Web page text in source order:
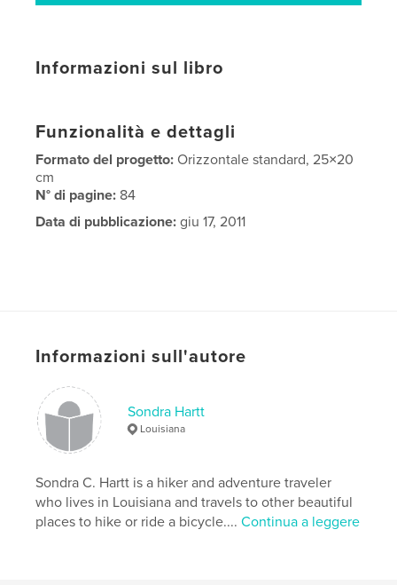
Informazioni sul libro
Funzionalità e dettagli
Formato del progetto:Orizzontale standard, 25×20
cm
N° di pagine: 84
Data di pubblicazione: giu 17, 2011
Informazioni sull'autore
Sondra Hartt
Louisiana
Sondra C. Hartt is a hiker and adventure traveler
who lives in Louisiana and travels to other beautiful
places to hike or ride a bicycle....Continua a leggere